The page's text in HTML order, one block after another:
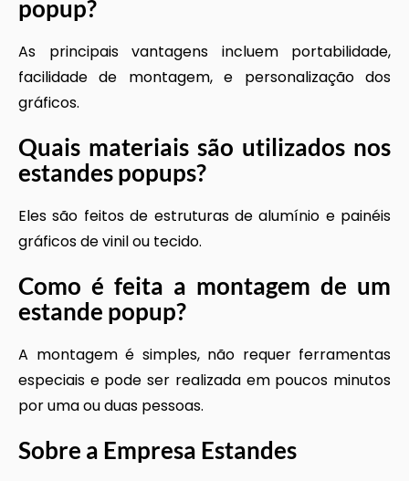
popup?
As principais vantagens incluem portabilidade,
facilidade de montagem, e personalização dos
gráficos.
Quais materiais são utilizados nos
estandes popups?
Eles são feitos de estruturas de alumínio e painéis
gráficos de vinil ou tecido.
Como é feita a montagem de um
estande popup?
A montagem é simples, não requer ferramentas
especiais e pode ser realizada em poucos minutos
por uma ou duas pessoas.
Sobre a Empresa Estandes